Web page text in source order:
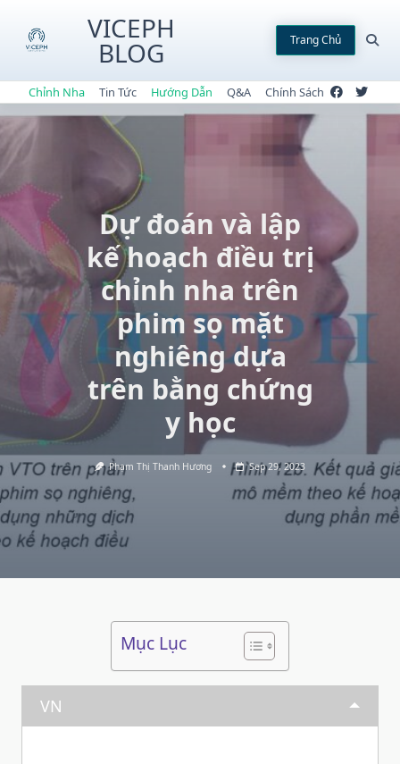
content
VICEPH
BLOG Trang Chủ
Chỉnh Nha Tin Tức Hướng Dẫn Q&A Chính Sách
Dự đoán và lập
kế hoạch điều trị
chỉnh nha trên
phim sọ mặt
nghiêng dựa
trên bằng chứng
y học
Phạm Thị Thanh Hương Sep 29, 2023
Mục Lục
VN